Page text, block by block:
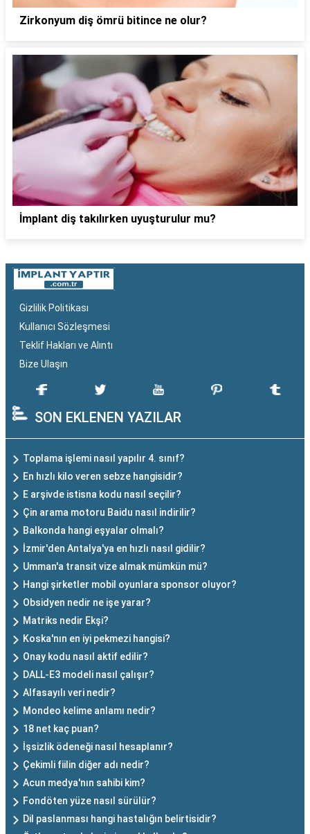
Zirkonyum diş ömrü bitince ne olur?
İmplant diş takılırken uyuşturulur mu?
Gizlilik Politikası
Kullanıcı Sözleşmesi
Teklif Hakları ve Alıntı
Bize Ulaşın
SON EKLENEN YAZILAR
Toplama işlemi nasıl yapılır 4. sınıf?
En hızlı kilo veren sebze hangisidir?
E arşivde istisna kodu nasıl seçilir?
Çin arama motoru Baidu nasıl indirilir?
Balkonda hangi eşyalar olmalı?
İzmir'den Antalya'ya en hızlı nasıl gidilir?
Umman'a transit vize almak mümkün mü?
Hangi şirketler mobil oyunlara sponsor oluyor?
Obsidyen nedir ne işe yarar?
Matriks nedir Ekşi?
Koska'nın en iyi pekmezi hangisi?
Onay kodu nasıl aktif edilir?
DALL-E3 modeli nasıl çalışır?
Alfasayılı veri nedir?
Mondeo kelime anlamı nedir?
18 net kaç puan?
İşsizlik ödeneği nasıl hesaplanır?
Çekimli fiilin diğer adı nedir?
Acun medya'nın sahibi kim?
Fondöten yüze nasıl sürülür?
Dil paslanması hangi hastalığın belirtisidir?